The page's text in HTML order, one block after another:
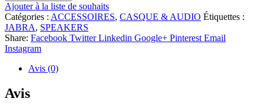
Ajouter à la liste de souhaits
Catégories : ACCESSOIRES, CASQUE & AUDIO Étiquettes :
JABRA, SPEAKERS
Share: Facebook Twitter Linkedin Google+ Pinterest Email
Instagram
Avis (0)
Avis